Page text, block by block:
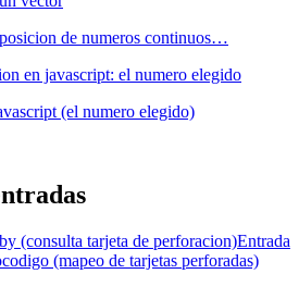
de numeros continuos…
(el numero elegido)
(consulta tarjeta de perforacion)Entrada
(mapeo de tarjetas perforadas)